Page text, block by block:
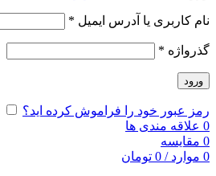
نام کاربری یا آدرس ایمیل *
گذرواژه *
ورود
رمز عبور خود را فراموش کرده اید؟
0 علاقه مندی ها
0 مقایسه
0 موارد /
0 تومان